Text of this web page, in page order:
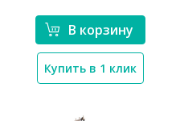
В корзину
Купить в 1 клик